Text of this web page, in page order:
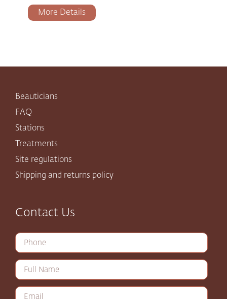
More Details
Beauticians
FAQ
Stations
Treatments
Site regulations
Shipping and returns policy
Contact Us